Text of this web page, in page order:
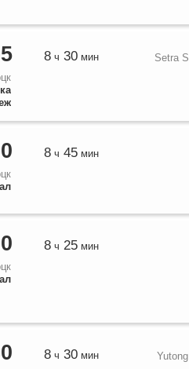
8ч 30мин Setra
8ч 45мин
8ч 25мин
8ч 30мин